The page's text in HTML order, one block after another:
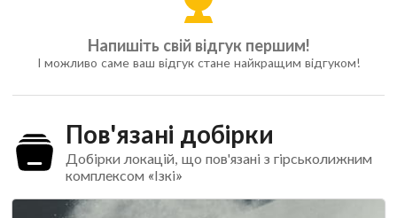
Напишіть свій відгук першим!
І можливо саме ваш відгук стане найкращим відгуком!
Пов'язані добірки
Добірки локацій, що пов'язані з гірськолижним
комплексом «Ізкі»